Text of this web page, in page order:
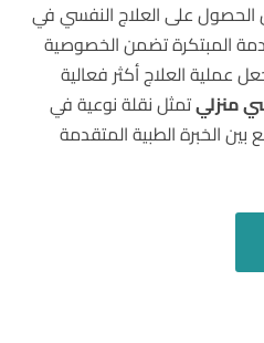
الحصول على العلاج النفسي في
المبتكرة تضمن الخصوصية
عملية العلاج أكثر فعالية
منزليتمثل نقلة نوعية في
الخبرة الطبية المتقدمة